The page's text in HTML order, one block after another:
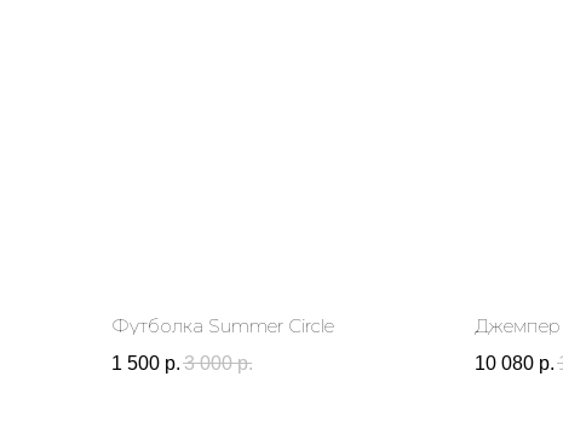
Футболка Summer Circle
1 500 р. 3 000 р.
Джемпер
10 080 р.